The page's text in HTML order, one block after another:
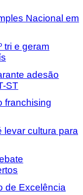
Nacional em
tri e geram
adesão
ST
franchising
levar cultura para
de Excelência